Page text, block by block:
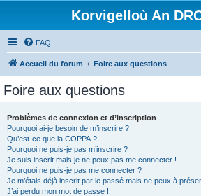
Korvigelloù An
FAQ
Accueil du forum Foire aux questions
Foire aux questions
Problèmes de connexion et d’inscription
Pourquoi ai-je besoin de m’inscrire ?
Qu’est-ce que la COPPA ?
Pourquoi ne puis-je pas m’inscrire ?
Je suis inscrit mais je ne peux pas me connecter !
Pourquoi ne puis-je pas me connecter ?
Je m’étais déjà inscrit par le passé mais ne peux à
J’ai perdu mon mot de passe !